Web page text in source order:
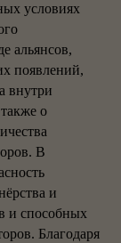
условиях
альянсов,
появлений,
внутри
о
В
и
и способных
Благодаря